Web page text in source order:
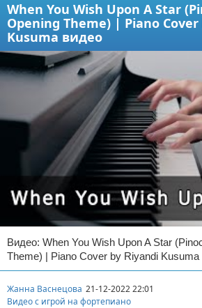
When You Wish Upon A Star
Opening Theme) | Piano Cover
Kusuma видео
Видео: When You Wish Upon A Star
Theme) | Piano Cover by Riyandi Kusuma
Жанна Васнецова 21-12-2022 22:01
Видео с игрой на фортепиано